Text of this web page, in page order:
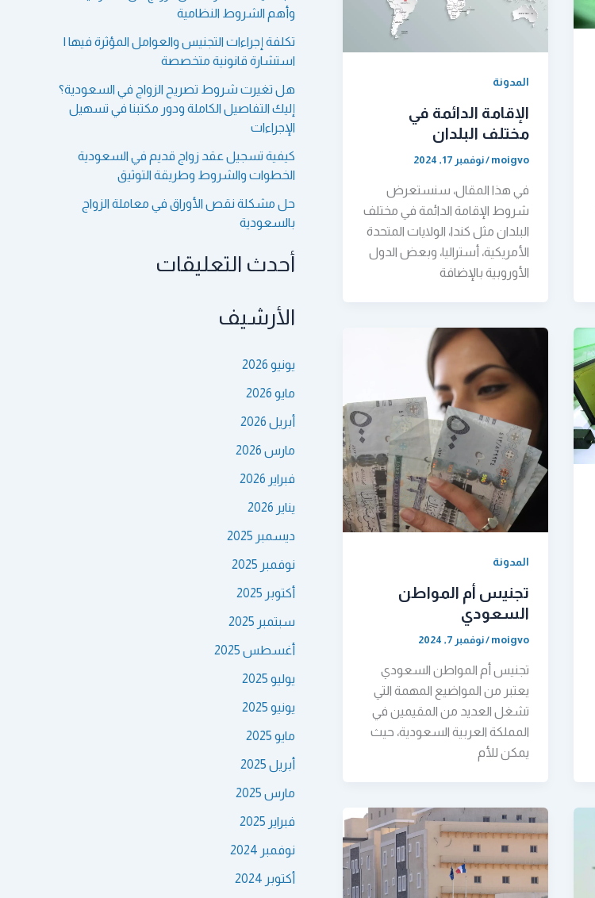
المدونة
الإقامة الدائمة في
مختلف البلدان
moigvo
/نوفمبر 17, 2024
في هذا المقال، سنستعرض
شروط الإقامة الدائمة في مختلف
البلدان مثل كندا، الولايات المتحدة
الأمريكية، أستراليا، وبعض الدول
الأوروبية بالإضافة
المدونة
تجنيس أم المواطن
السعودي
moigvo
/نوفمبر 7, 2024
تجنيس أم المواطن السعودي
يعتبر من المواضيع المهمة التي
تشغل العديد من المقيمين في
المملكة العربية السعودية، حيث
يمكن للأم
:وأهم الشروط النظامية
تكلفة إجراءات التجنيس والعوامل المؤثرة فيها |
استشارة قانونية متخصصة
هل تغيرت شروط تصريح الزواج في السعودية؟
إليك التفاصيل الكاملة ودور مكتبنا في تسهيل
الإجراءات
كيفية تسجيل عقد زواج قديم في السعودية
الخطوات والشروط وطريقة التوثيق
حل مشكلة نقص الأوراق في معاملة الزواج
بالسعودية
أحدث التعليقات
الأرشيف
يونيو 2026
مايو 2026
أبريل 2026
مارس 2026
فبراير 2026
يناير 2026
ديسمبر 2025
نوفمبر 2025
أكتوبر 2025
سبتمبر 2025
أغسطس 2025
يوليو 2025
يونيو 2025
مايو 2025
أبريل 2025
مارس 2025
فبراير 2025
نوفمبر 2024
أكتوبر 2024